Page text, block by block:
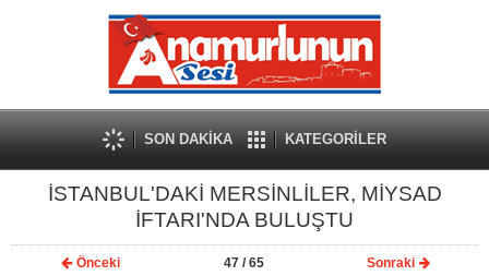
SON DAKİKA KATEGORİLER
İSTANBUL'DAKİ MERSİNLİLER, MİYSAD
İFTARI'NDA BULUŞTU
Önceki 47 / 65 Sonraki